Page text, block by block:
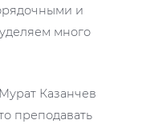
и
много
Казанчев
преподавать